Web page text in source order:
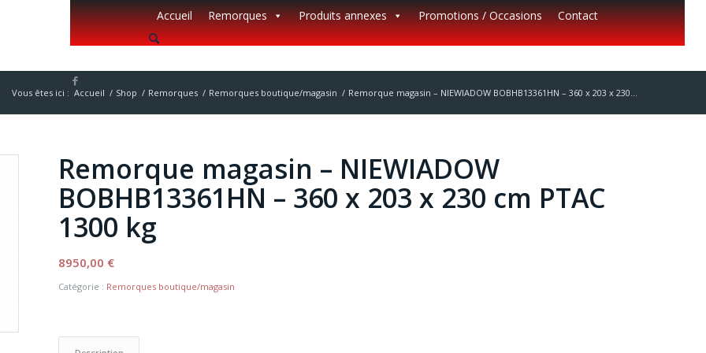
Accueil Remorques Produits annexes Promotions / Occasions Contact
Vous êtes ici : Accueil / Shop / Remorques / Remorques boutique/magasin / Remorque magasin – NIEWIADOW BOBHB13361HN – 360 x 203 x 230...
Remorque magasin – NIEWIADOW
BOBHB13361HN – 360 x 203 x 230 cm PTAC
1300 kg
8950,00 €
Catégorie : Remorques boutique/magasin